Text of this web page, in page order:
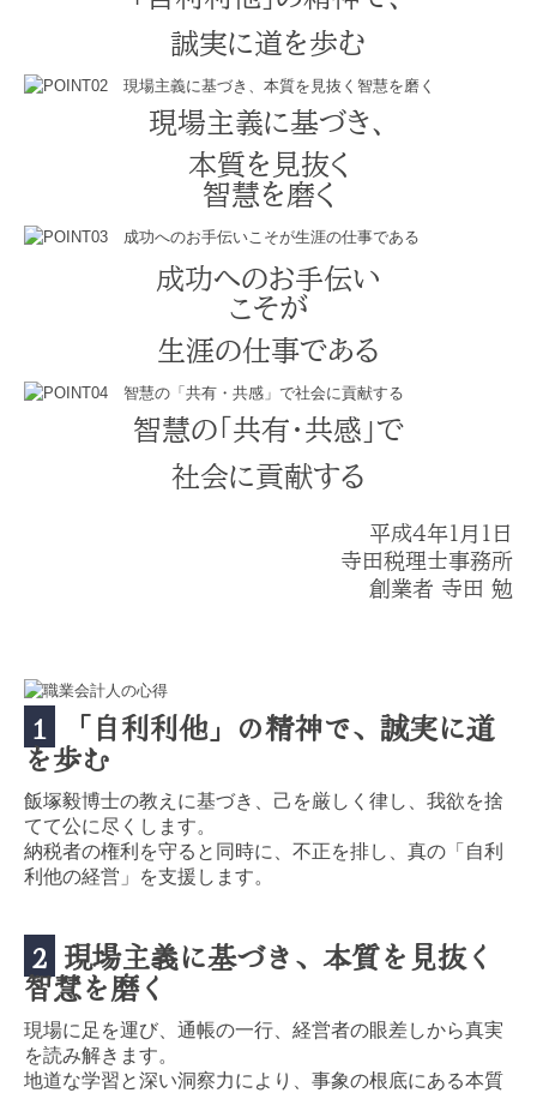
誠実に道を歩む
現場主義に基づき、
本質を見抜く
智慧を磨く
成功へのお手伝い
こそが
生涯の仕事である
智慧の「共有・共感」で
社会に貢献する
平成4年1月1日
寺田税理士事務所
創業者 寺田 勉
1 「自利利他」 の精神で、誠実に道
を歩む
飯塚毅博士の教えに基づき、己を厳しく律し、我欲を捨
てて公に尽くします。
納税者の権利を守ると同時に、不正を排し、真の「自利
利他の経営」を支援します。
2 現場主義に基づき、本質を見抜く
智慧を磨く
現場に足を運び、通帳の一行、経営者の眼差しから真実
を読み解きます。
地道な学習と深い洞察力により、事象の根底にある本質